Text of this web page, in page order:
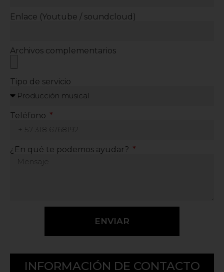
Enlace (Youtube / soundcloud)
Archivos complementarios
Tipo de servicio
Teléfono
¿En qué te podemos ayudar?
ENVIAR
INFORMACIÓN DE CONTACTO